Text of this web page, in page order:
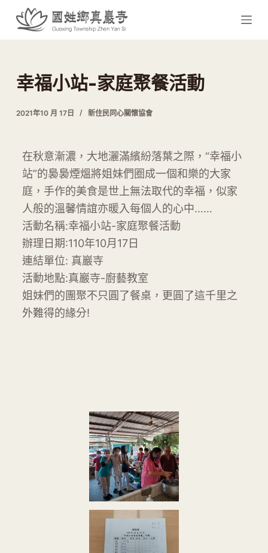
跳
至
內
容
幸福小站-家庭聚餐活動
2021年10 月 17日 新住民同心關懷協會
在秋意漸濃，大地灑滿繽紛落葉之際，“幸福小
站”的裊裊煙熅將姐妹們圈成一個和樂的大家
庭，手作的美食是世上無法取代的幸福，似家
人般的溫馨情誼亦暖入每個人的心中……
活動名稱:幸福小站-家庭聚餐活動
辦理日期:110年10月17日
連結單位: 真巖寺
活動地點:真巖寺-廚藝教室
姐妹們的團聚不只圓了餐桌，更圓了這千里之
外難得的緣分!